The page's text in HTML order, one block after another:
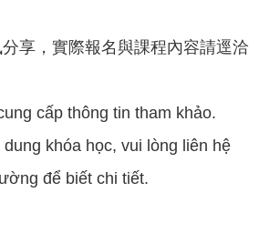
享，實際報名與課程內容請逕洽
cấp thông tin tham khảo.
khóa học, vui lòng liên hệ
để biết chi tiết.